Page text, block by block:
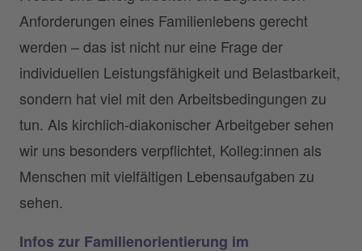
Anforderungen eines Familienlebens gerecht
werden – das ist nicht nur eine Frage der
individuellen Leistungsfähigkeit und Belastbarkeit,
sondern hat viel mit den Arbeitsbedingungen zu
tun. Als kirchlich-diakonischer Arbeitgeber sehen
wir uns besonders verpflichtet, Kolleg:innen als
Menschen mit vielfältigen Lebensaufgaben zu
sehen.
Infos zur Familienorientierung im